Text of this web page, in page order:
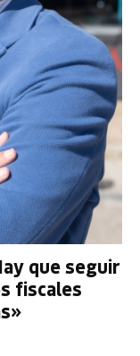
que seguir
fiscales